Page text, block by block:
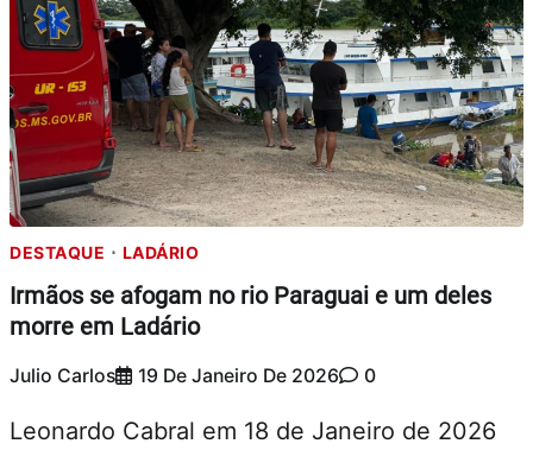
DESTAQUE LADÁRIO
Irmãos se afogam no rio Paraguai e um deles
morre em Ladário
Julio Carlos 19 De Janeiro De 2026 0
Leonardo Cabral em 18 de Janeiro de 2026